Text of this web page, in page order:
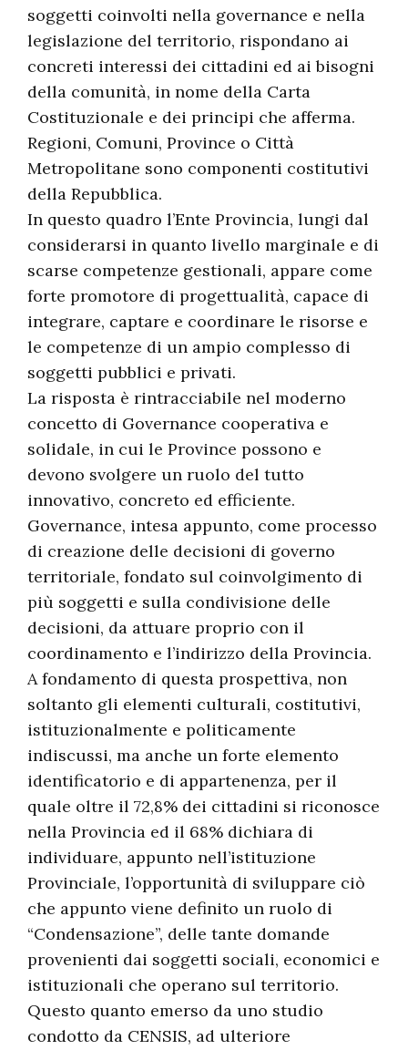
soggetti coinvolti nella governance e nella
legislazione del territorio, rispondano ai
concreti interessi dei cittadini ed ai bisogni
della comunità, in nome della Carta
Costituzionale e dei principi che afferma.
Regioni, Comuni, Province o Città
Metropolitane sono componenti costitutivi
della Repubblica.
In questo quadro l’Ente Provincia, lungi dal
considerarsi in quanto livello marginale e di
scarse competenze gestionali, appare come
forte promotore di progettualità, capace di
integrare, captare e coordinare le risorse e
le competenze di un ampio complesso di
soggetti pubblici e privati.
La risposta è rintracciabile nel moderno
concetto di Governance cooperativa e
solidale, in cui le Province possono e
devono svolgere un ruolo del tutto
innovativo, concreto ed efficiente.
Governance, intesa appunto, come processo
di creazione delle decisioni di governo
territoriale, fondato sul coinvolgimento di
più soggetti e sulla condivisione delle
decisioni, da attuare proprio con il
coordinamento e l’indirizzo della Provincia.
A fondamento di questa prospettiva, non
soltanto gli elementi culturali, costitutivi,
istituzionalmente e politicamente
indiscussi, ma anche un forte elemento
identificatorio e di appartenenza, per il
quale oltre il 72,8% dei cittadini si riconosce
nella Provincia ed il 68% dichiara di
individuare, appunto nell’istituzione
Provinciale, l’opportunità di sviluppare ciò
che appunto viene definito un ruolo di
“Condensazione”, delle tante domande
provenienti dai soggetti sociali, economici e
istituzionali che operano sul territorio.
Questo quanto emerso da uno studio
condotto da CENSIS, ad ulteriore